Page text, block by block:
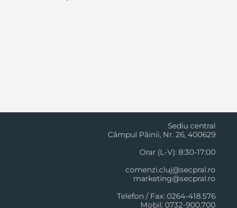
Sediu central
Câmpul Pâinii, Nr. 26, 400629
Orar (L-V): 8:30-17:00
comenzi.cluj@secpral.ro
marketing@secpral.ro
Telefon / Fax: 0264-418.576
Mobil: 0732-900.700